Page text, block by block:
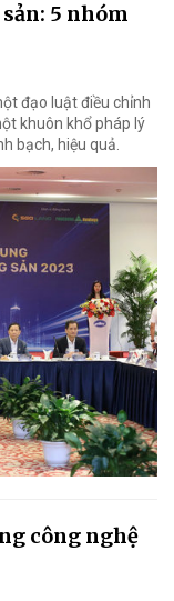
5 nhóm
đạo luật điều chỉnh
khuôn khổ pháp lý
bạch, hiệu quả.
công nghệ